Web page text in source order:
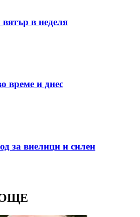
в неделя
време и днес
за виелици и силен